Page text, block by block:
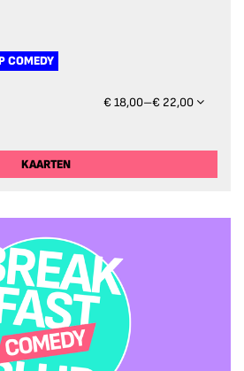
COMEDY
€ 18,00–€ 22,00
KAARTEN